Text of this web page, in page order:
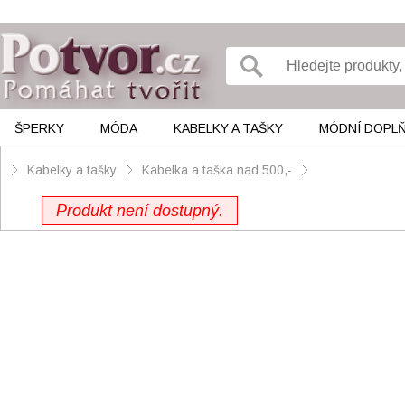
ŠPERKY MÓDA KABELKY A TAŠKY MÓDNÍ
Kabelky a tašky Kabelka a taška nad 500,-
Produkt není dostupný.